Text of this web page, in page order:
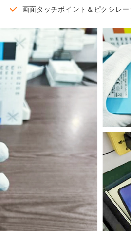
画面タッチポイント＆ピクシレ